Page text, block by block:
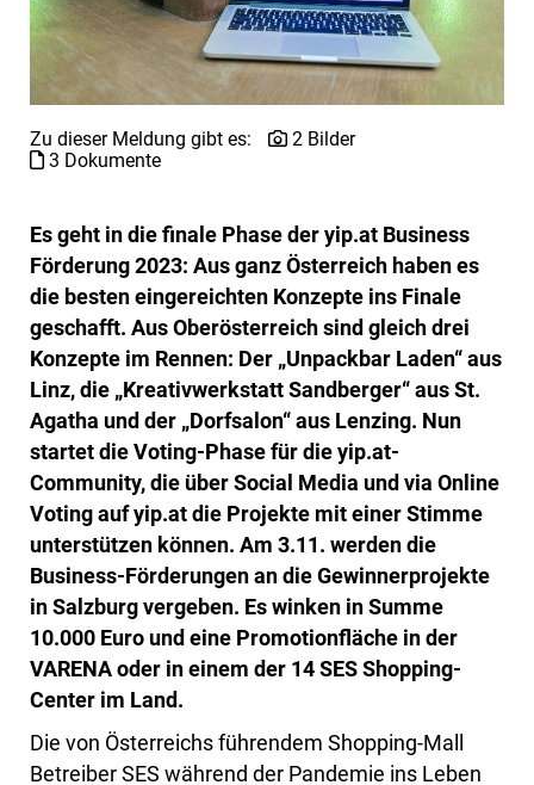
Zu dieser Meldung gibt es:
2 Bilder
3 Dokumente
Es geht in die finale Phase der yip.at Business
Förderung 2023: Aus ganz Österreich haben es
die besten eingereichten Konzepte ins Finale
geschafft. Aus Oberösterreich sind gleich drei
Konzepte im Rennen: Der „Unpackbar Laden“ aus
Linz, die „Kreativwerkstatt Sandberger“ aus St.
Agatha und der „Dorfsalon“ aus Lenzing. Nun
startet die Voting-Phase für die yip.at-
Community, die über Social Media und via Online
Voting auf yip.at die Projekte mit einer Stimme
unterstützen können. Am 3.11. werden die
Business-Förderungen an die Gewinnerprojekte
in Salzburg vergeben. Es winken in Summe
10.000 Euro und eine Promotionfläche in der
VARENA oder in einem der 14 SES Shopping-
Center im Land.
Die von Österreichs führendem Shopping-Mall
Betreiber SES während der Pandemie ins Leben